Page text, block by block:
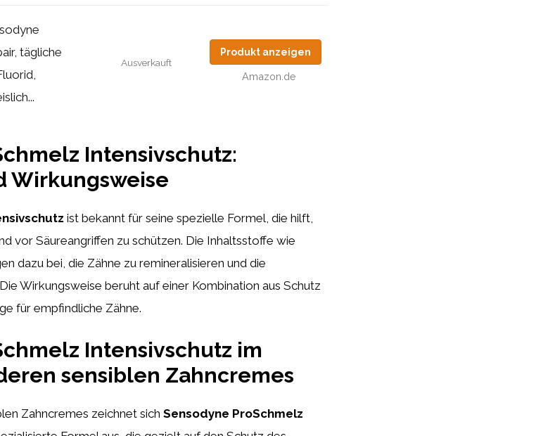
tägliche
Ausverkauft
Produkt anzeigen
Amazon.de
Intensivschutz:
Wirkungsweise
ist bekannt für seine spezielle Formel, die hilft,
vor Säureangriffen zu schützen. Die Inhaltsstoffe wie
dazu bei, die Zähne zu remineralisieren und die
Wirkungsweise beruht auf einer Kombination aus Schutz
für empfindliche Zähne.
Intensivschutz im
sensiblen Zahncremes
Zahncremes zeichnet sich Sensodyne ProSchmelz